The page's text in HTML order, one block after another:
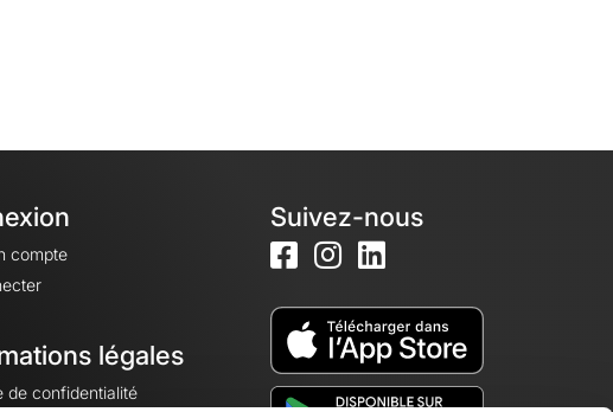
compte
légales
de confidentialité
Suivez-nous